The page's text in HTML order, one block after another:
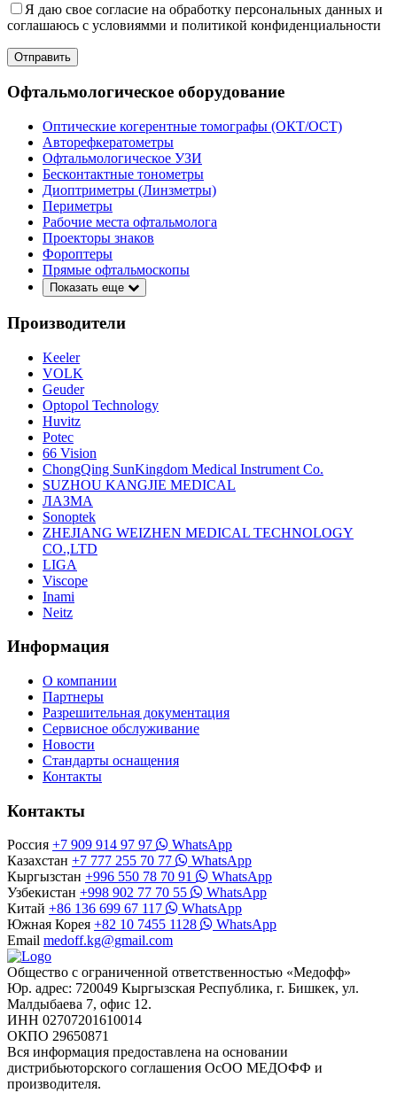
Я даю свое согласие на обработку персональных данных и
соглашаюсь с условиямми и политикой конфиденциальности
Отправить
Офтальмологическое оборудование
Оптические когерентные томографы (ОКТ/ОСТ)
Авторефкератометры
Офтальмологическое УЗИ
Бесконтактные тонометры
Диоптриметры (Линзметры)
Периметры
Рабочие места офтальмолога
Проекторы знаков
Фороптеры
Прямые офтальмоскопы
Показать еще
Производители
Keeler
VOLK
Geuder
Optopol Technology
Huvitz
Potec
66 Vision
ChongQing SunKingdom Medical Instrument Co.
SUZHOU KANGJIE MEDICAL
ЛАЗМА
Sonoptek
ZHEJIANG WEIZHEN MEDICAL TECHNOLOGY
CO.,LTD
LIGA
Viscope
Inami
Neitz
Информация
О компании
Партнеры
Разрешительная документация
Сервисное обслуживание
Новости
Стандарты оснащения
Контакты
Контакты
Россия +7 909 914 97 97
WhatsApp
Казахстан +7 777 255 70 77
WhatsApp
Кыргызстан +996 550 78 70 91
WhatsApp
Узбекистан +998 902 77 70 55
WhatsApp
Китай +86 136 699 67 117
WhatsApp
Южная Корея +82 10 7455 1128
WhatsApp
Email medoff.kg@gmail.com
Общество с ограниченной ответственностью «Медофф»
Юр. адрес: 720049 Кыргызская Республика, г. Бишкек, ул.
Малдыбаева 7, офис 12.
ИНН 02707201610014
ОКПО 29650871
Вся информация предоставлена на основании
дистрибьюторского соглашения ОсОО МЕДОФФ и
производителя.